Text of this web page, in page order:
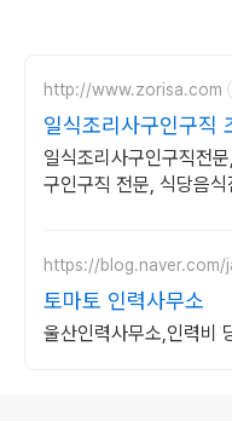
http://www.zorisa.com
일식조리사구인구직
이트된 최신공고 보
일식조리사구인구직전
구인구직 전문, 식당음식
https://blog.naver.com/
토마토 인력사무소
울산인력사무소,인력비